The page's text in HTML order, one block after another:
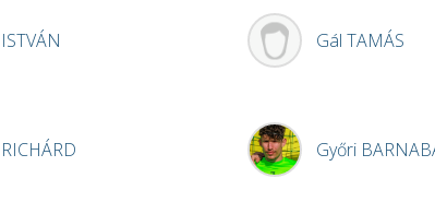
ISTVÁN
RICHÁRD
Gál TAMÁS
Győri